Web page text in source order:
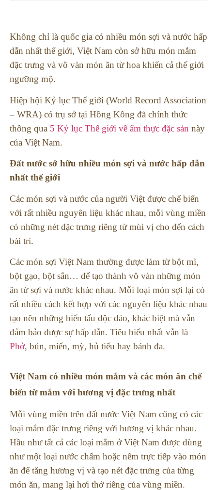
Không chỉ là quốc gia có nhiều món sợi và nước hấp
dẫn nhất thế giới, Việt Nam còn sở hữu món mắm
đặc trưng và vô vàn món ăn từ hoa khiến cả thế giới
ngưỡng mộ.
Hiệp hội Kỷ lục Thế giới (World Record Association
– WRA) có trụ sở tại Hồng Kông đã chính thức
thông qua 5 Kỷ lục Thế giới về ẩm thực đặc sản này
của Việt Nam.
Đất nước sở hữu nhiều món sợi và nước hấp dẫn
nhất thế giới
Các món sợi và nước của người Việt được chế biến
với rất nhiều nguyên liệu khác nhau, mỗi vùng miền
có những nét đặc trưng riêng từ mùi vị cho đến cách
bài trí.
Các món sợi Việt Nam thường được làm từ bột mì,
bột gạo, bột sắn… để tạo thành vô vàn những món
ăn từ sợi và nước khác nhau. Mỗi loại món sợi lại có
rất nhiều cách kết hợp với các nguyên liệu khác nhau
tạo nên những biến tấu độc đáo, khác biệt mà vẫn
đảm bảo được sự hấp dẫn. Tiêu biểu nhất vẫn là
Phở, bún, miến, mỳ, hủ tiếu hay bánh đa.
Việt Nam có nhiều món mắm và các món ăn chế
biến từ mắm với hương vị đặc trưng nhất
Mỗi vùng miền trên đất nước Việt Nam cũng có các
loại mắm đặc trưng riêng với hương vị khác nhau.
Hầu như tất cả các loại mắm ở Việt Nam được dùng
như một loại nước chấm hoặc nêm trực tiếp vào món
ăn để tăng hương vị và tạo nét đặc trưng của từng
món ăn, mang lại hơi thở riêng của vùng miền.